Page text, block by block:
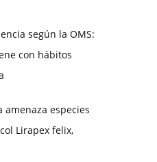
según la OMS:
con hábitos
especies
Lirapex felix,